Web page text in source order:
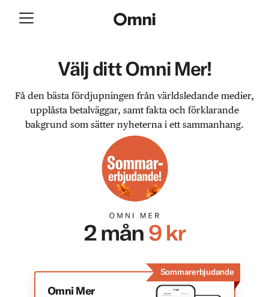
Välj ditt Omni Mer!
Få den bästa fördjupningen från världsledande medier,
upplåsta betalväggar, samt fakta och förklarande
bakgrund som sätter nyheterna i ett sammanhang.
Sommarerbjudande
Omni Mer